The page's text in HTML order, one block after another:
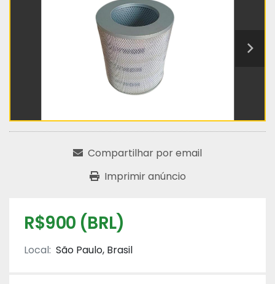
Compartilhar por email
Imprimir anúncio
R$900 (BRL)
Local: São Paulo, Brasil